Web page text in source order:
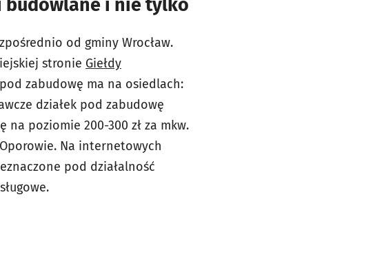
budowlane i nie tylko
od gminy Wrocław.
stronie Giełdy
zabudowę ma na osiedlach:
działek pod zabudowę
poziomie 200-300 zł za mkw.
Na internetowych
pod działalność